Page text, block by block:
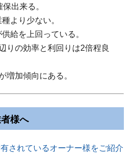
出来る。
より少ない。
給を上回っている。
りの効率と利回りは2倍程良
増加傾向にある。
様へ
されているオーナー様をご紹介